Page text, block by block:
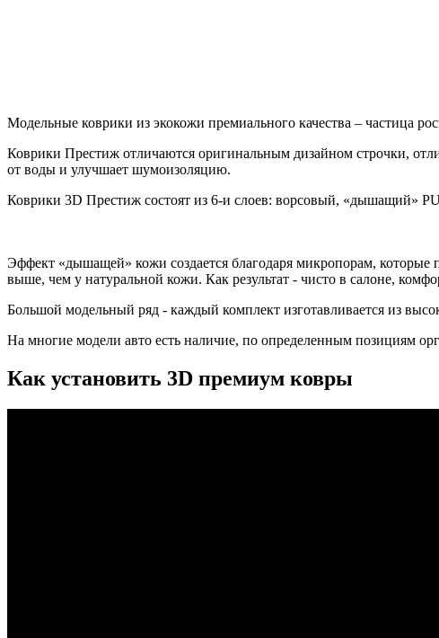
Модельные коврики из экокожи премиального качества – частица
Коврики Престиж отличаются оригинальным дизайном строчки,
от воды и улучшает шумоизоляцию.
Коврики 3D Престиж состоят из 6-и слоев: ворсовый, «дышащий»
Эффект «дышащей» кожи создается благодаря микропорам, которые
выше, чем у натуральной кожи. Как результат - чисто в салоне,
Большой модельный ряд - каждый комплект изготавливается из
На многие модели авто есть наличие, по определенным позициям
Как установить 3D премиум ковры